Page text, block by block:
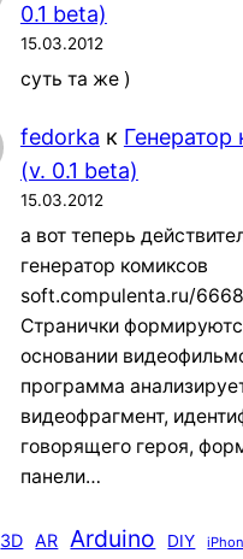
0.1 beta)
15.03.2012
суть та же )
fedorka к
(v. 0.1 beta)
15.03.2012
а вот теперь
генератор комиксов
soft.compulenta.ru/
Странички
основании
программа
видеофрагмент,
говорящего героя,
панели…
3D AR Arduino DIY